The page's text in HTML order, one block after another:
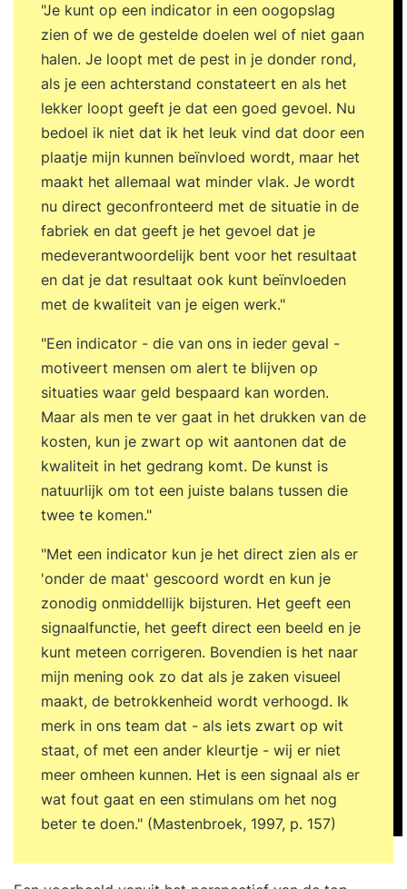
team naar een hoger prestatieniveau willen
brengen. Wat deze vierdaagse training uniek
maakt Tijdens de training ‘High Performance
Leadership’ combineer je inzichten uit
psychologie, leiderschap en performance
management. Je leert hoe je druk omzet in
energie, en hoe je met bewezen strategieën en
praktische tools een high performance cultuur
ontwikkelt die blijft presteren, ook onder druk.
Voordelen van deze vierdaagse opzet: Ruimte
voor verdieping en reflectie tussen de
trainingsdagen. Persoonlijke begeleiding bij het
bouwen van je eigen high performance plan.
Oefening en toepassing van concrete
leiderschapstools in je werkomgeving. Resultaat
Na deze training ben je in staat een high
performance team en cultuur te creëren. Je weet
hoe teams optimaal functioneren en welke
leiderschapsstijl daarbij past. Je leert hoe je ‘high
demand’ omvormt tot ‘high performing’ en
medewerkers stimuleert tot groei en
bevordert, resultaten borgt en het beste uit je
mensen naar boven haalt. Programma Dag 1
09:30 uur Start training Wat High Performance
Leadership voor jou betekent en wanneer jij
succesvol bent. Op inspirerende en heldere wijze
richting geven aan je team. Een concrete
prestatieverwachting formuleren voor jezelf en je
team. Doelen meetbaar, motiverend en
bespreekbaar maken. Stakeholders in beeld
brengen die het succes van jouw prestatie
beïnvloeden. De scope bepalen van jouw High
Performance Casus. Jouw GAP-analyse herzien.
actiepunten voor de komende periode. 17:00 uur
"Je kunt op een indicator in een oogopslag
zien of we de gestelde doelen wel of niet gaan
halen. Je loopt met de pest in je donder rond,
als je een achterstand constateert en als het
lekker loopt geeft je dat een goed gevoel. Nu
bedoel ik niet dat ik het leuk vind dat door een
plaatje mijn kunnen beïnvloed wordt, maar het
maakt het allemaal wat minder vlak. Je wordt
nu direct geconfronteerd met de situatie in de
fabriek en dat geeft je het gevoel dat je
medeverantwoordelijk bent voor het resultaat
en dat je dat resultaat ook kunt beïnvloeden
met de kwaliteit van je eigen werk."
"Een indicator - die van ons in ieder geval -
motiveert mensen om alert te blijven op
situaties waar geld bespaard kan worden.
Maar als men te ver gaat in het drukken van de
kosten, kun je zwart op wit aantonen dat de
kwaliteit in het gedrang komt. De kunst is
natuurlijk om tot een juiste balans tussen die
twee te komen."
"Met een indicator kun je het direct zien als er
'onder de maat' gescoord wordt en kun je
zonodig onmiddellijk bijsturen. Het geeft een
signaalfunctie, het geeft direct een beeld en je
kunt meteen corrigeren. Bovendien is het naar
mijn mening ook zo dat als je zaken visueel
maakt, de betrokkenheid wordt verhoogd. Ik
merk in ons team dat - als iets zwart op wit
staat, of met een ander kleurtje - wij er niet
meer omheen kunnen. Het is een signaal als er
wat fout gaat en een stimulans om het nog
beter te doen." (Mastenbroek, 1997, p. 157)